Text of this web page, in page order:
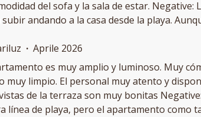
difficultés de marches d'être à cet
avons eu besoin de lui a quelques reprises
pas les clefs, il na rien su faire, nous
la nuit pour être sûre de savoir
del sofa y la sala de estar. Negative:
andando a la casa desde la playa.
· Aprile 2026
es muy amplio y luminoso. Muy
línea de playa, pero el apartamento como